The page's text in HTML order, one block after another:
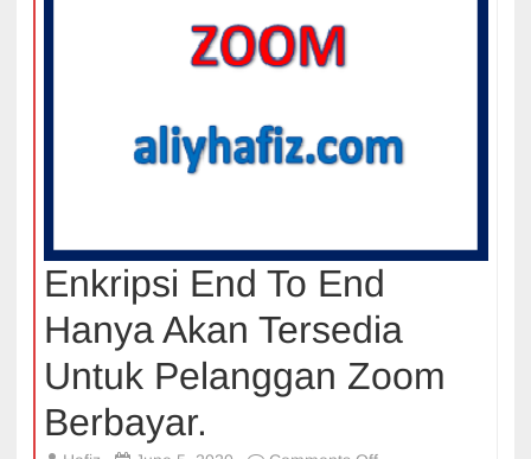
Enkripsi End To End
Hanya Akan Tersedia
Untuk Pelanggan Zoom
Berbayar.